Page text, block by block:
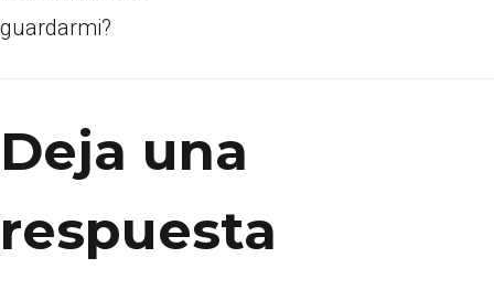
guardarmi?
Deja una
respuesta